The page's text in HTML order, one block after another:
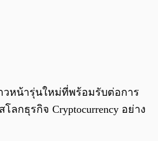
หน้ารุ่นใหม่ที่พร้อมรับต่อการ
ลกธุรกิจ Cryptocurrency อย่าง